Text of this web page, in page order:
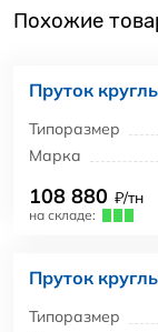
Похожие
Пруток
Типоразмер
Марка
108 880 ₽/тн
на складе:
Пруток
Типоразмер